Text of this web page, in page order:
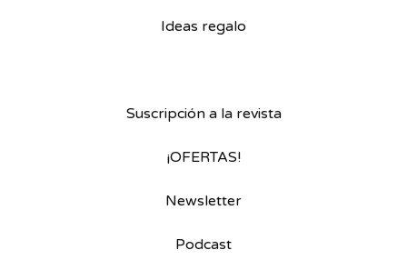
Ideas regalo
Suscripción a la revista
¡OFERTAS!
Newsletter
Podcast